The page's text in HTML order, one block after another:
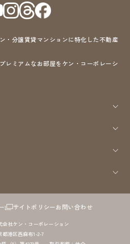
・分譲賃貸マンションに特化した不動産
レミアムなお部屋をケン・コーポレーシ
サイトポリシーお問い合わせ
社ケン・コーポレーション
都港区西麻布1-2-7